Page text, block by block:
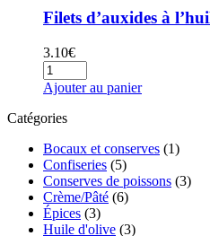
Filets d’auxides à
3.10€
Ajouter au panier
Catégories
Bocaux et conserves (1)
Confiseries (5)
Conserves de poissons (3)
Crème/Pâté (6)
Épices (3)
Huile d'olive (3)